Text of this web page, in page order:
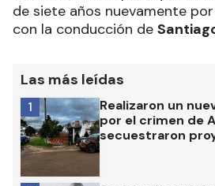
de siete años nuevamente
con la conducción de
Las más leídas
Realizaron un
por el crimen de
secuestraron
1